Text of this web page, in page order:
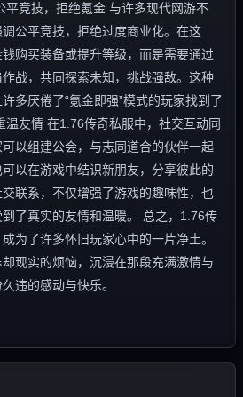
平竞技，拒绝氪金 与许多现代网游不
公平竞技，拒绝过度商业化。在这
购买装备或提升等级，而是需要通过
战，共同探索未知，挑战强敌。这种
多厌倦了“氪金即强”模式的玩家找到了
温友情 在1.76传奇私服中，社交互动同
以组建公会，与志同道合的伙伴一起
以在游戏中结识新朋友，分享彼此的
联系，不仅增强了游戏的趣味性，也
了真实的友情和温暖。 总之，1.76传
为了许多怀旧玩家心中的一片净土。
现实的烦恼，沉浸在那段充满激情与
违的感动与快乐。